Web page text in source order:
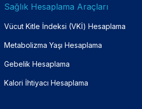
Sağlık Hesaplama Araçları
Vücut Kitle İndeksi (VKİ) Hesaplama
Metabolizma Yaşı Hesaplama
Gebelik Hesaplama
Kalori İhtiyacı Hesaplama